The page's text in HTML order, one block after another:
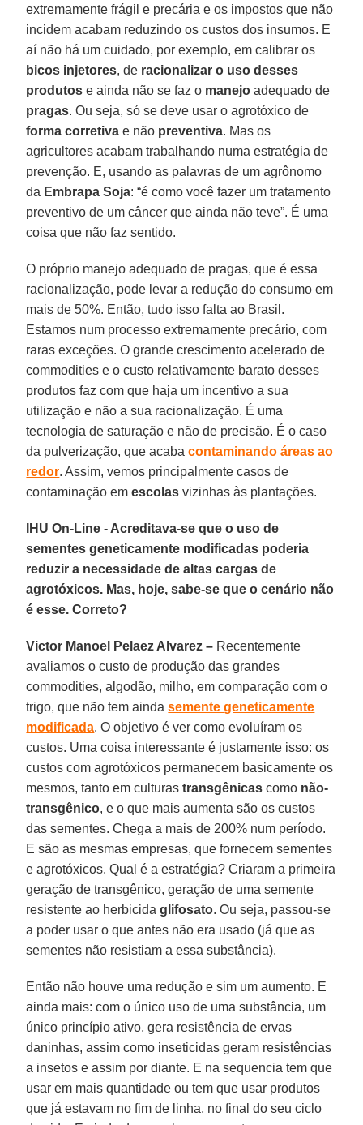
extremamente frágil e precária e os impostos que não
incidem acabam reduzindo os custos dos insumos. E
aí não há um cuidado, por exemplo, em calibrar os
bicos injetores, de racionalizar o uso desses
produtos e ainda não se faz o manejo adequado de
pragas. Ou seja, só se deve usar o agrotóxico de
forma corretiva e não preventiva. Mas os
agricultores acabam trabalhando numa estratégia de
prevenção. E, usando as palavras de um agrônomo
da Embrapa Soja: “é como você fazer um tratamento
preventivo de um câncer que ainda não teve”. É uma
coisa que não faz sentido.
O próprio manejo adequado de pragas, que é essa
racionalização, pode levar a redução do consumo em
mais de 50%. Então, tudo isso falta ao Brasil.
Estamos num processo extremamente precário, com
raras exceções. O grande crescimento acelerado de
commodities e o custo relativamente barato desses
produtos faz com que haja um incentivo a sua
utilização e não a sua racionalização. É uma
tecnologia de saturação e não de precisão. É o caso
da pulverização, que acabacontaminando áreas ao
redor. Assim, vemos principalmente casos de
contaminação emescolas vizinhas às plantações.
IHU On-Line - Acreditava-se que o uso de
sementes geneticamente modificadas poderia
reduzir a necessidade de altas cargas de
agrotóxicos. Mas, hoje, sabe-se que o cenário não
é esse. Correto?
Victor Manoel Pelaez Alvarez – Recentemente
avaliamos o custo de produção das grandes
commodities, algodão, milho, em comparação com o
trigo, que não tem aindasemente geneticamente
modificada. O objetivo é ver como evoluíram os
custos. Uma coisa interessante é justamente isso: os
custos com agrotóxicos permanecem basicamente os
mesmos, tanto em culturastransgênicas como não-
transgênico, e o que mais aumenta são os custos
das sementes. Chega a mais de 200% num período.
E são as mesmas empresas, que fornecem sementes
e agrotóxicos. Qual é a estratégia? Criaram a primeira
geração de transgênico, geração de uma semente
resistente ao herbicidaglifosato. Ou seja, passou-se
a poder usar o que antes não era usado (já que as
sementes não resistiam a essa substância).
Então não houve uma redução e sim um aumento. E
ainda mais: com o único uso de uma substância, um
único princípio ativo, gera resistência de ervas
daninhas, assim como inseticidas geram resistências
a insetos e assim por diante. E na sequencia tem que
usar em mais quantidade ou tem que usar produtos
que já estavam no fim de linha, no final do seu ciclo